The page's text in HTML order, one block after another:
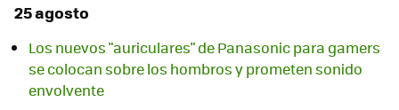
25 agosto
Los nuevos "auriculares" de Panasonic para gamers
se colocan sobre los hombros y prometen sonido
envolvente